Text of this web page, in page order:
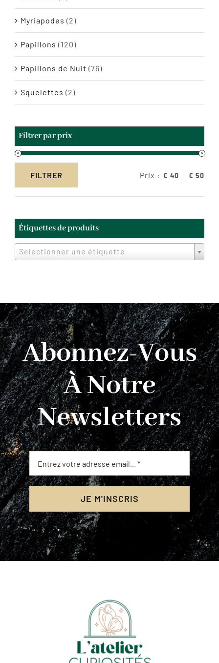
Myriapodes (2)
Papillons (120)
Papillons de Nuit (76)
Squelettes (2)
Filtrer par prix
min
max
FILTRER Prix : € 40 — € 50
Étiquettes de produits
Selectionner une étiquette
Abonnez-Vous
À Notre
Newsletters
JE M'INSCRIS